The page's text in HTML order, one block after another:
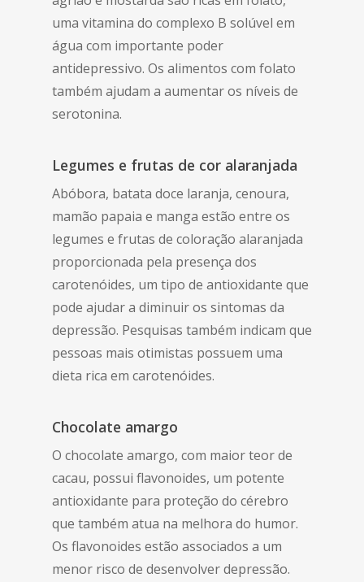
uma vitamina do complexo B solúvel em
água com importante poder
antidepressivo. Os alimentos com folato
também ajudam a aumentar os níveis de
serotonina.
Legumes e frutas de cor alaranjada
Abóbora, batata doce laranja, cenoura,
mamão papaia e manga estão entre os
legumes e frutas de coloração alaranjada
proporcionada pela presença dos
carotenóides, um tipo de antioxidante que
pode ajudar a diminuir os sintomas da
depressão. Pesquisas também indicam que
pessoas mais otimistas possuem uma
dieta rica em carotenóides.
Chocolate amargo
O chocolate amargo, com maior teor de
cacau, possui flavonoides, um potente
antioxidante para proteção do cérebro
que também atua na melhora do humor.
Os flavonoides estão associados a um
menor risco de desenvolver depressão.